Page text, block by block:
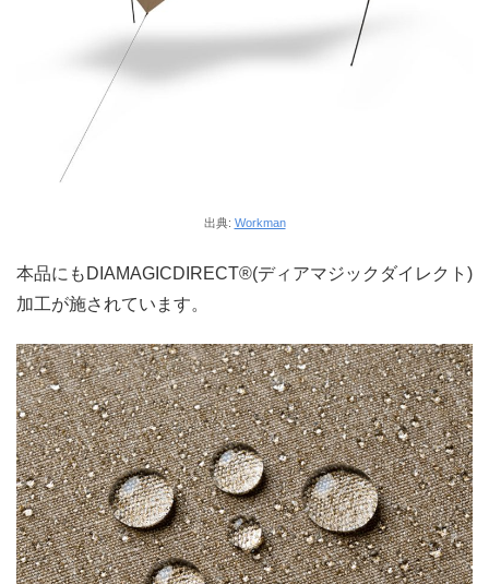
出典: Workman
本品にもDIAMAGICDIRECT®(ディアマジックダイレクト)
加工が施されています。